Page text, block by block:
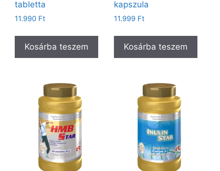
tabletta
11.990 Ft
Kosárba teszem
kapszula
11.999 Ft
Kosárba teszem